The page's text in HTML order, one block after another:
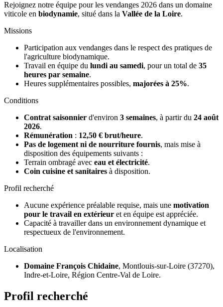
Rejoignez notre équipe pour les vendanges 2026 dans un domaine
viticole en biodynamie, situé dans la Vallée de la Loire.
Missions
Participation aux vendanges dans le respect des pratiques de
l'agriculture biodynamique.
Travail en équipe du lundi au samedi, pour un total de 35
heures par semaine.
Heures supplémentaires possibles, majorées à 25%.
Conditions
Contrat saisonnier d'environ 3 semaines, à partir du 24 août
2026.
Rémunération : 12,50 € brut/heure.
Pas de logement ni de nourriture fournis, mais mise à
disposition des équipements suivants :
Terrain ombragé avec eau et électricité.
Coin cuisine et sanitaires à disposition.
Profil recherché
Aucune expérience préalable requise, mais une motivation
pour le travail en extérieur et en équipe est appréciée.
Capacité à travailler dans un environnement dynamique et
respectueux de l'environnement.
Localisation
Domaine François Chidaine, Montlouis-sur-Loire (37270),
Indre-et-Loire, Région Centre-Val de Loire.
Profil recherché